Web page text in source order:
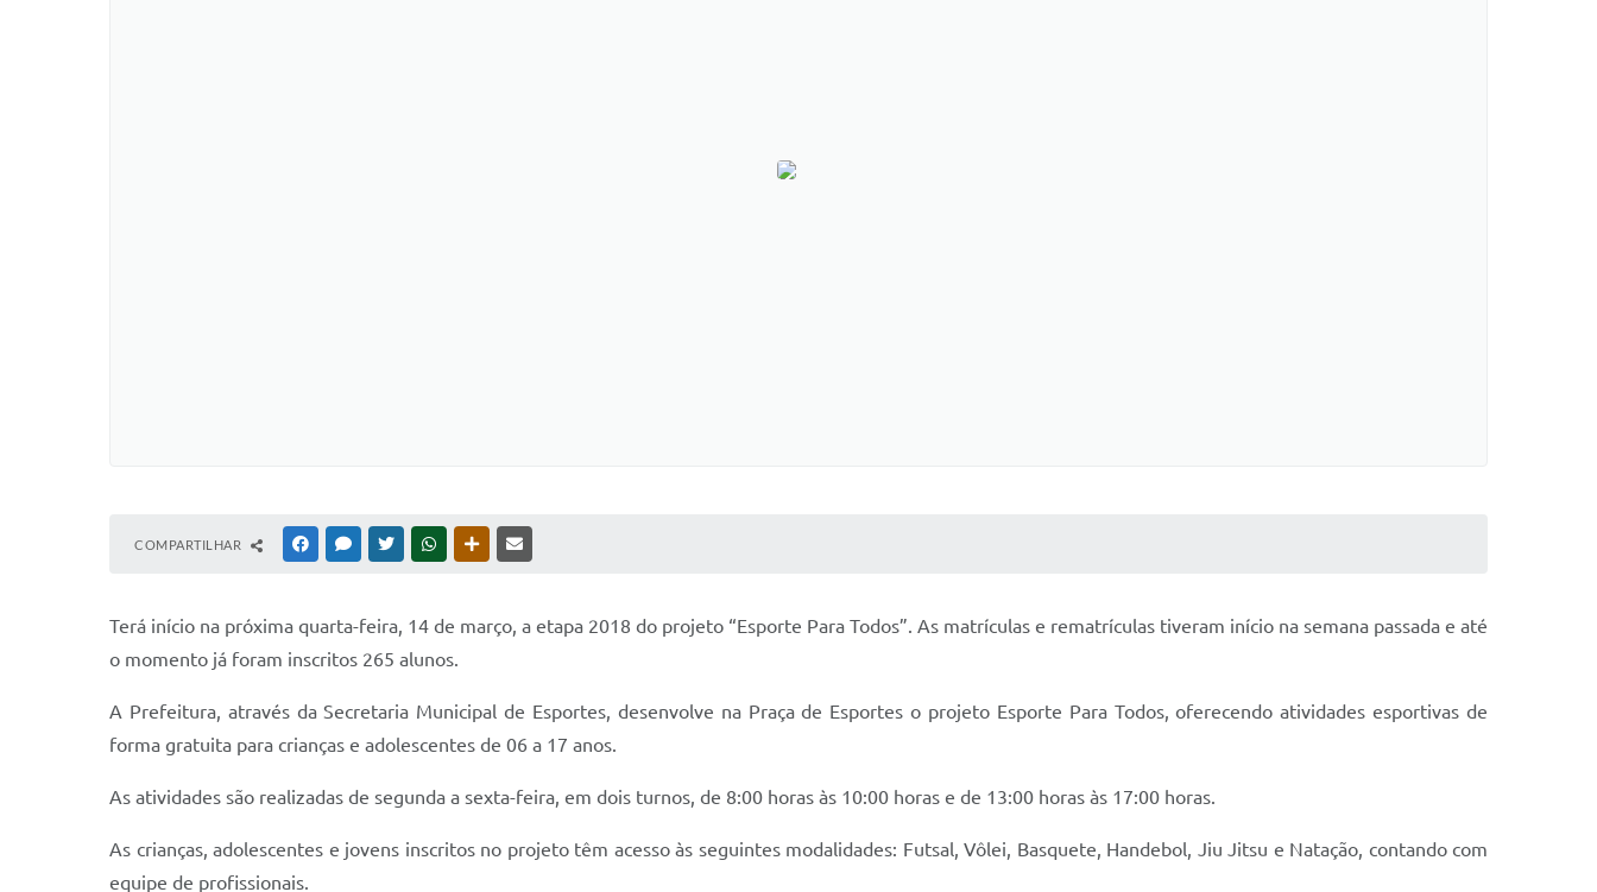
COMPARTILHAR FACEBOOKMESSENGER
TWITTERWHATSAPPOUTRAS MÍDIAS
Terá início na próxima quarta-feira, 14 de março, a etapa 2018 do projeto “Esporte Para Todos”. As matrículas e rematrículas tiveram início na semana passada e até
o momento já foram inscritos 265 alunos.
A Prefeitura, através da Secretaria Municipal de Esportes, desenvolve na Praça de Esportes o projeto Esporte Para Todos, oferecendo atividades esportivas de
forma gratuita para crianças e adolescentes de 06 a 17 anos.
As atividades são realizadas de segunda a sexta-feira, em dois turnos, de 8:00 horas às 10:00 horas e de 13:00 horas às 17:00 horas.
As crianças, adolescentes e jovens inscritos no projeto têm acesso às seguintes modalidades: Futsal, Vôlei, Basquete, Handebol, Jiu Jitsu e Natação, contando com
equipe de profissionais.